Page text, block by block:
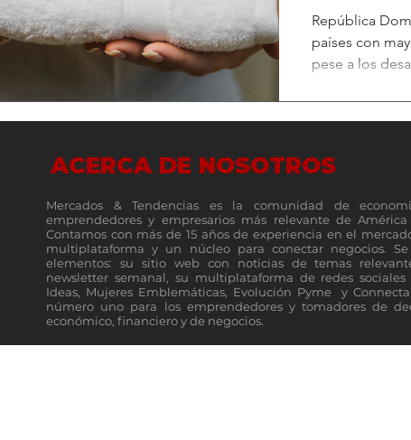
República
países con
pese a los
consolida
PIB de 4.8%
Sin embargo,
dificultades p
ACERCA DE NOSOTROS
Mercados & Tendencias es la comunidad de
emprendedores y empresarios más relevante de
Contamos con más de 15 años de experiencia en el
multiplataforma y un núcleo para conectar negocios.
elementos: su sitio web con noticias de temas
newsletter semanal, su multiplataforma de redes
Ideas, Mujeres Emblemáticas, Evolución Pyme y
número uno para los emprendedores y tomadores de
económico, financiero y de negocios.